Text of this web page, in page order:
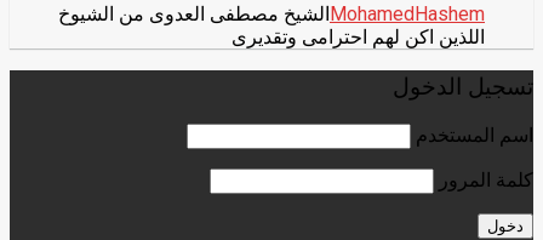
MohamedHashemالشيخ مصطفى العدوى من الشيوخ
اللذين اكن لهم احترامى وتقديرى
تسجيل الدخول
اسم المستخدم
كلمة المرور